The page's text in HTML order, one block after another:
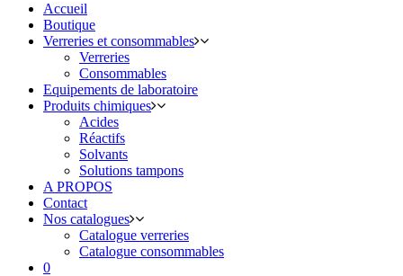
Accueil
Boutique
Verreries et consommables
Verreries
Consommables
Equipements de laboratoire
Produits chimiques
Acides
Réactifs
Solvants
Solutions tampons
A PROPOS
Contact
Nos catalogues
Catalogue verreries
Catalogue consommables
0